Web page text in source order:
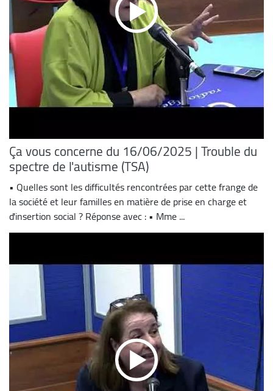
Ça vous concerne du 16/06/2025 | Trouble du
spectre de l'autisme (TSA)
• Quelles sont les difficultés rencontrées par cette frange de
la société et leur familles en matière de prise en charge et
d'insertion social ? Réponse avec : • Mme ...